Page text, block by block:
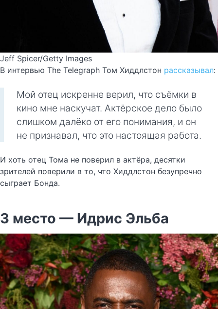
Jeff Spicer/Getty Images
В интервью The Telegraph Том Хиддлстон рассказывал:
Мой отец искренне верил, что съёмки в
кино мне наскучат. Актёрское дело было
слишком далёко от его понимания, и он
не признавал, что это настоящая работа.
И хоть отец Тома не поверил в актёра, десятки
зрителей поверили в то, что Хиддлстон безупречно
сыграет Бонда.
3 место — Идрис Эльба